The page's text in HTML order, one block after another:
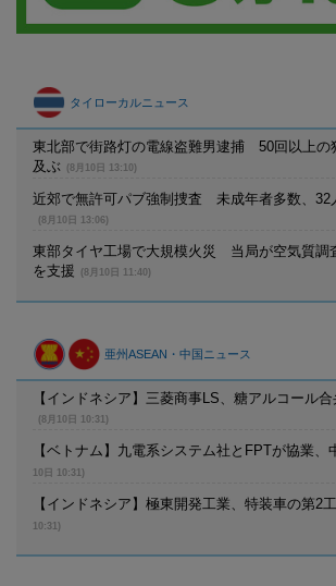
タイローカルニュース
東北部で街路灯の電線盗難男逮捕 50回以上の
及ぶ
(8月10日 13:10)
近郊で無許可パブ強制捜査 未成年者多数、32
(8月10日 13:06)
東部タイヤ工場で大規模火災 当局が空気質調
を支援
(8月10日 11:40)
亜州ASEAN・中国ニュース
【インドネシア】三菱商事LS、糖アルコール
(8月10日 10:31)
【ベトナム】九電系システム社とFPTが協業、
10日 10:31)
【インドネシア】極東開発工業、特装車の第2
10:31)